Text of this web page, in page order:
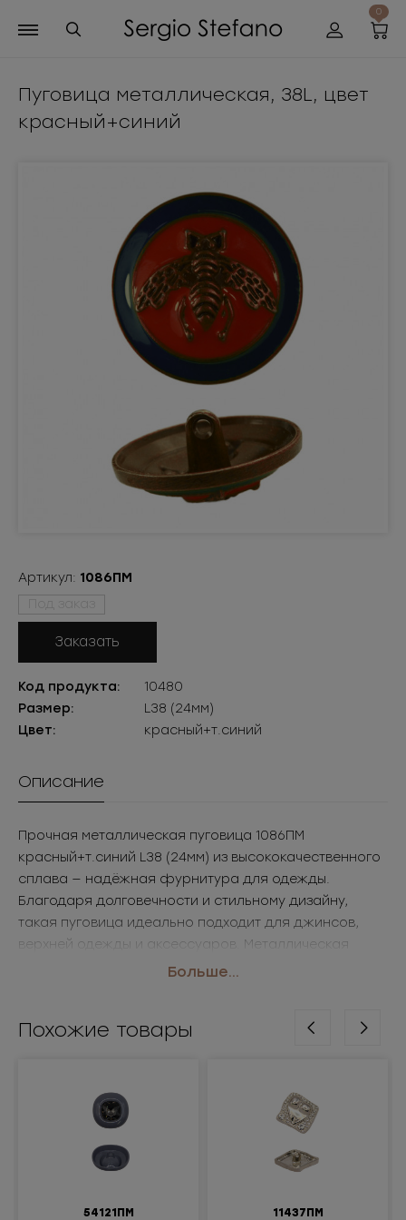
0
Пуговица металлическая, 38L, цвет
красный+синий
Артикул: 1086ПМ
Под заказ
Заказать
Код продукта:
10480
Размер:
L38 (24мм)
Цвет:
красный+т.синий
Описание
Прочная металлическая пуговица 1086ПМ
красный+т.синий L38 (24мм) из высококачественного
сплава — надёжная фурнитура для одежды.
Благодаря долговечности и стильному дизайну,
такая пуговица идеально подходит для джинсов,
верхней одежды и аксессуаров. Металлическая
основа обеспечивает износостойкость и
пуговицы оптом.
Применение: джинсы, куртки, пальто, аксессуары
Больше...
Похожие товары
54121ПМ 11437ПМ